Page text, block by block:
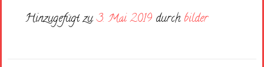
Hinzugefügt zu3. Mai 2019 durch bilder